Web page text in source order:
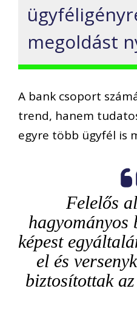
megoldást
A bank csoport
trend, hanem
egyre több ügyfél is
Felelős
hagyományos
képest
el és
biztosítottak